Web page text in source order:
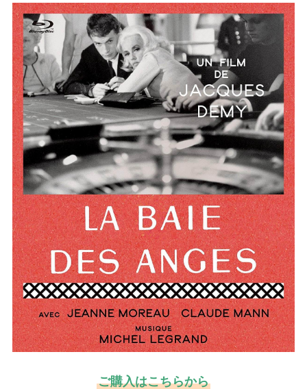
ご購入はこちらから